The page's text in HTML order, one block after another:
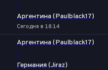
-
Аргентина (Paulblack17)
Сегодня в 18:14
Аргентина (Paulblack17)
-
Германия (Jiraz)